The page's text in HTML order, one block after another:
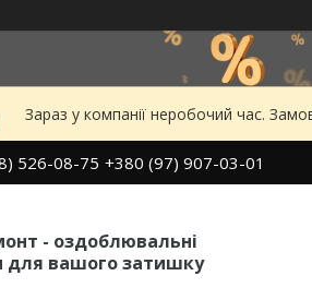
Зараз у компанії неробочий час.
526-08-75 +380 (97) 907-03-01
- оздоблювальні
для вашого затишку